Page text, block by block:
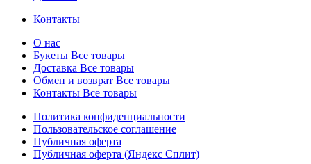
Контакты
О нас
Букеты Все товары
Доставка Все товары
Обмен и возврат Все товары
Контакты Все товары
Политика конфиденциальности
Пользовательское соглашение
Публичная оферта
Публичная оферта (Яндекс Сплит)